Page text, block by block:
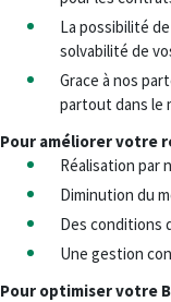
La possibilité
solvabilité de
Grace à nos
partout dans le
Pour améliorer votre
Réalisation par
Diminution du
Des conditions
Une gestion
Pour optimiser votre